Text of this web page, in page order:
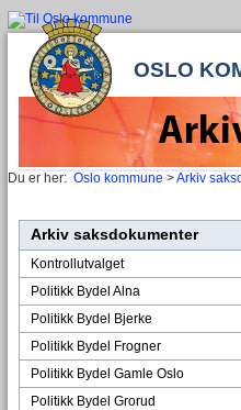
OSLO
Du er her: Oslo kommune >Arkiv
Arkiv saksdokumenter
Kontrollutvalget
Politikk Bydel Alna
Politikk Bydel Bjerke
Politikk Bydel Frogner
Politikk Bydel Gamle Oslo
Politikk Bydel Grorud